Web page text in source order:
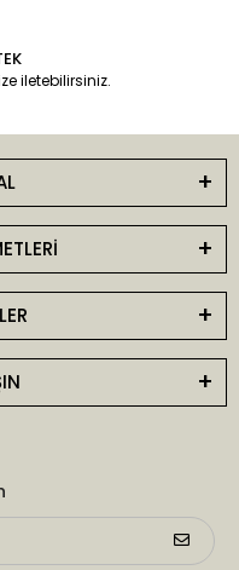
iletebilirsiniz.